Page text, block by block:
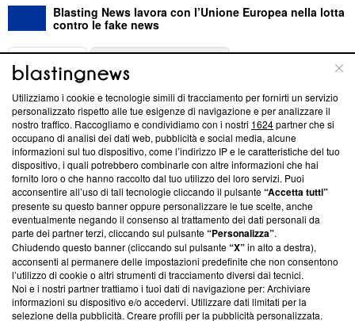
Blasting News lavora con l’Unione Europea nella lotta
contro le fake news
ABOUT
Questa sezione offre informazioni trasparenti su Blasting
News, sui nostri processi editoriali e su come ci impegniamo a
creare news di qualità. Inoltre, afferma la nostra aderenza a
‘Trust Project - News with Integrity’Blasting News non è
ancora membro del programma, ma ha richiesto di farne
parte; Trust Project non ha ancora effettuato una verifica di
conformità agli standard.
Su di noi
Team editoriale
Corporate
Utilizziamo i cookie e tecnologie simili di tracciamento per fornirti un servizio
personalizzato rispetto alle tue esigenze di navigazione e per analizzare il
nostro traffico. Raccogliamo e condividiamo con i nostri 1624partner che si
occupano di analisi dei dati web, pubblicità e social media, alcune
informazioni sul tuo dispositivo, come l’indirizzo IP e le caratteristiche del tuo
dispositivo, i quali potrebbero combinarle con altre informazioni che hai
fornito loro o che hanno raccolto dal tuo utilizzo dei loro servizi. Puoi
acconsentire all’uso di tali tecnologie cliccando il pulsante“Accetta tutti”
presente su questo banner oppure personalizzare le tue scelte, anche
eventualmente negando il consenso al trattamento dei dati personali da
parte dei partner terzi, cliccando sul pulsante“Personalizza”.
Chiudendo questo banner (cliccando sul pulsante“X”in alto a destra),
acconsenti al permanere delle impostazioni predefinite che non consentono
l’utilizzo di cookie o altri strumenti di tracciamento diversi dai tecnici.
Noi e i nostri partner trattiamo i tuoi dati di navigazione per: Archiviare
informazioni su dispositivo e/o accedervi. Utilizzare dati limitati per la
selezione della pubblicità. Creare profili per la pubblicità personalizzata.